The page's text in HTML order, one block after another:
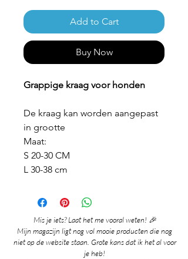
Add to Cart
Buy Now
Grappige kraag voor honden
De kraag kan worden aangepast
in grootte
Maat:
S 20-30 CM
L 30-38 cm
Mis je iets? Laat het me vooral weten! 🎉
Mijn magazijn ligt nog vol mooie producten die nog
niet op de website staan. Grote kans dat ik het al voor
je heb!